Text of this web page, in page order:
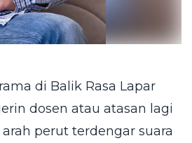
di Balik Rasa Lapar
dosen atau atasan lagi
perut terdengar suara